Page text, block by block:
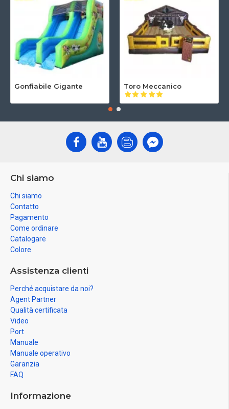
Gonfiabile Gigante Toro Meccanico
Chi siamo
Chi siamo
Contatto
Pagamento
Come ordinare
Catalogare
Colore
Assistenza clienti
Perché acquistare da noi?
Agent Partner
Qualità certificata
Video
Port
Manuale
Manuale operativo
Garanzia
FAQ
Informazione